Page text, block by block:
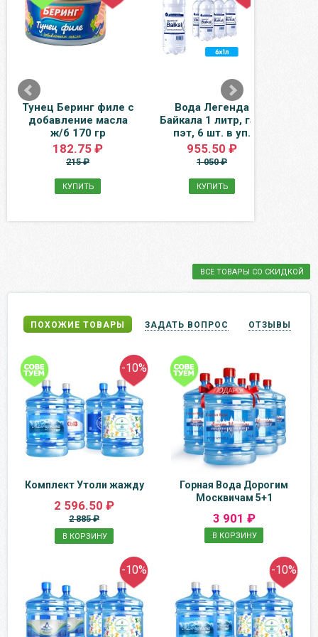
Тунец Беринг филе с
добавление масла
ж/б 170 гр
182.75 ₽
215 ₽
КУПИТЬ
Вода Легенда
Байкала 1 литр, газ,
пэт, 6 шт. в уп.
955.50 ₽
1 050 ₽
КУПИТЬ
ВСЕ ТОВАРЫ СО СКИДКОЙ
ПОХОЖИЕ ТОВАРЫ ЗАДАТЬ ВОПРОС ОТЗЫВЫ
-10%
Комплект Утоли жажду
2 596.50 ₽
2 885 ₽
В КОРЗИНУ
Горная Вода Дорогим
Москвичам 5+1
3 901 ₽
В КОРЗИНУ
-10% -10%